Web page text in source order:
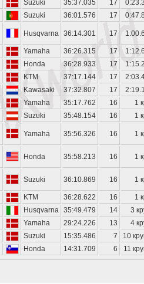
Suzuki 35:37.035 17
Suzuki 36:01.576 17
Husqvarna 36:14.301 17
Yamaha 36:26.315 17
Honda 36:28.933 17
KTM 37:17.144 17
Kawasaki 37:32.807 17
Yamaha 35:17.762 16
1
Suzuki 35:48.154 16 1
Yamaha 35:56.326 16 1
Honda 35:58.213 16 1
Suzuki 36:10.869 16 1
KTM 36:28.622 16
1
Husqvarna 35:49.479 14
3
Yamaha 29:24.226 13
4
Suzuki 15:35.486 7
10
Honda 14:31.709 6 11